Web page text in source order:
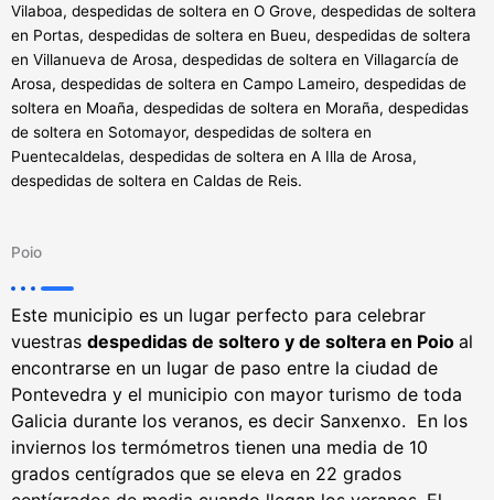
Vilaboa, despedidas de soltera en O Grove, despedidas de soltera
en Portas, despedidas de soltera en Bueu, despedidas de soltera
en Villanueva de Arosa, despedidas de soltera en Villagarcía de
Arosa, despedidas de soltera en Campo Lameiro, despedidas de
soltera en Moaña, despedidas de soltera en Moraña, despedidas
de soltera en Sotomayor, despedidas de soltera en
Puentecaldelas, despedidas de soltera en A Illa de Arosa,
despedidas de soltera en Caldas de Reis.
Poio
Este municipio es un lugar perfecto para celebrar
vuestras despedidas de soltero y de soltera en Poio al
encontrarse en un lugar de paso entre la ciudad de
Pontevedra y el municipio con mayor turismo de toda
Galicia durante los veranos, es decir Sanxenxo. En los
inviernos los termómetros tienen una media de 10
grados centígrados que se eleva en 22 grados